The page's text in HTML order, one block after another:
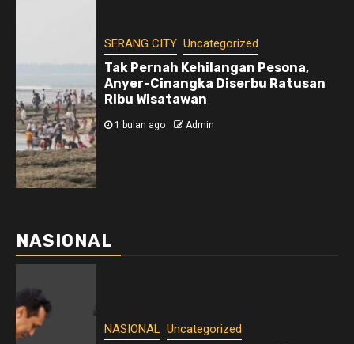
SERANG CITY Uncategorized
Tak Pernah Kehilangan Pesona,
Anyer-Cinangka Diserbu Ratusan
Ribu Wisatawan
1 bulan ago Admin
NASIONAL
NASIONAL Uncategorized